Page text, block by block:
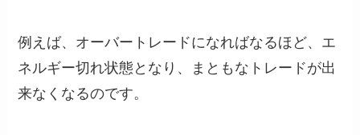
例えば、オーバートレードになればなるほど、エ
ネルギー切れ状態となり、まともなトレードが出
来なくなるのです。